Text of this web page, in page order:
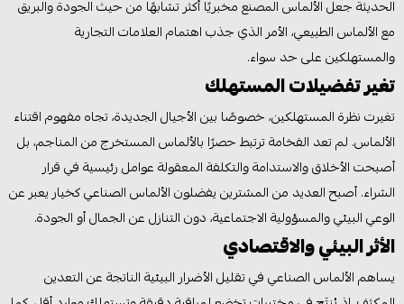
الحديثة جعل الألماس المصنع مخبريًا أكثر تشابهًا من حيث الجودة والبريق
مع الألماس الطبيعي، الأمر الذي جذب اهتمام العلامات التجارية
والمستهلكين على حد سواء.
تغير تفضيلات المستهلك
تغيرت نظرة المستهلكين، خصوصًا بين الأجيال الجديدة، تجاه مفهوم اقتناء
الألماس. لم تعد الفخامة ترتبط حصرًا بالألماس المستخرج من المناجم، بل
أصبحت الأخلاق والاستدامة والتكلفة المعقولة عوامل رئيسية في قرار
الشراء. أصبح العديد من المشترين يفضلون الألماس الصناعي كخيار يعبر عن
الوعي البيئي والمسؤولية الاجتماعية، دون التنازل عن الجمال أو الجودة.
الأثر البيئي والاقتصادي
يساهم الألماس الصناعي في تقليل الأضرار البيئية الناتجة عن التعدين